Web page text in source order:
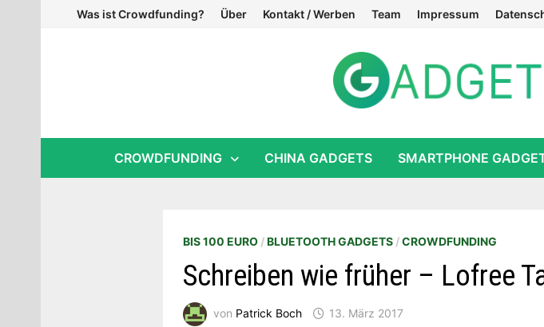
Was ist Crowdfunding? Über Kontakt / Werben Team Impressum
CROWDFUNDING CHINA GADGETS SMARTPHONE
BIS 100 EURO/BLUETOOTH GADGETS/CROWDFUNDING
Schreiben wie früher – Lofree
von Patrick Boch 13. März 2017